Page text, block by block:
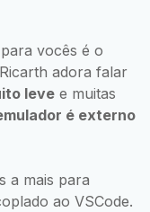
vocês é o
adora falar
leve e muitas
é externo
a mais para
ao VSCode.